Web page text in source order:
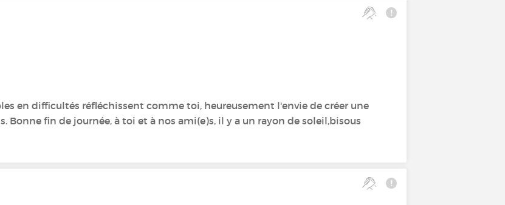
en difficultés réfléchissent comme toi, heureusement l'envie de créer une
Bonne fin de journée, à toi et à nos ami(e)s, il y a un rayon de soleil,bisous